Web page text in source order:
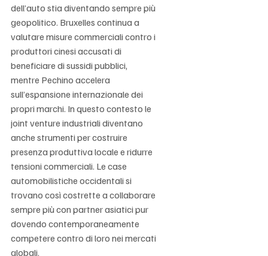
dell’auto stia diventando sempre più
geopolitico. Bruxelles continua a
valutare misure commerciali contro i
produttori cinesi accusati di
beneficiare di sussidi pubblici,
mentre Pechino accelera
sull’espansione internazionale dei
propri marchi. In questo contesto le
joint venture industriali diventano
anche strumenti per costruire
presenza produttiva locale e ridurre
tensioni commerciali. Le case
automobilistiche occidentali si
trovano così costrette a collaborare
sempre più con partner asiatici pur
dovendo contemporaneamente
competere contro di loro nei mercati
globali.